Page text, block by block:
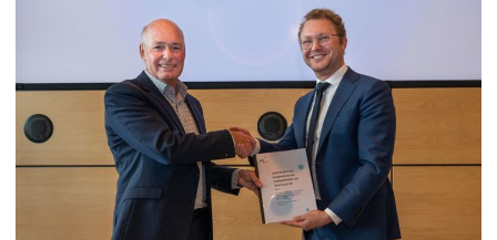
voorbereid
op
een
volgende
pandemie
ventilatie